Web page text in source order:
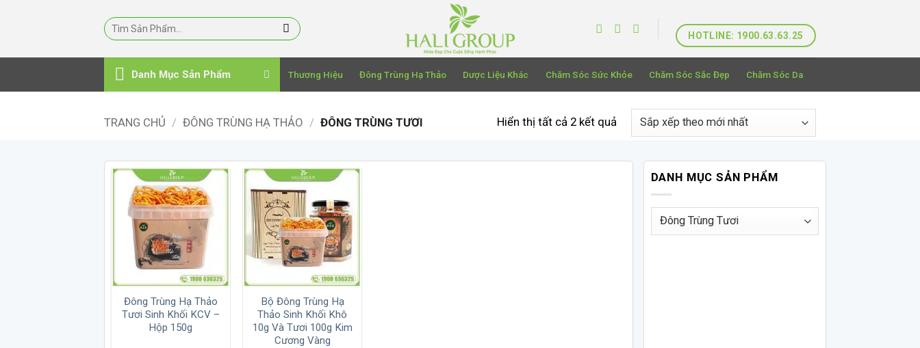
dung
HOTLINE: 1900.63.63.25
Danh Mục Sản Phẩm Thương Hiệu Đông Trùng Hạ Thảo Dược Liệu Khác Chăm Sóc Sức Khỏe Chăm Sóc Sắc Đẹp Chăm Sóc Da
TRANG CHỦ / ĐÔNG TRÙNG HẠ THẢO / ĐÔNG TRÙNG TƯƠI Hiển thị tất cả 2 kết quả
sắp
Đông Trùng Hạ Thảo
Tươi Sinh Khối KCV –
Hộp 150g
Bộ Đông Trùng Hạ
Thảo Sinh Khối Khô
10g Và Tươi 100g Kim
Cương Vàng
DANH MỤC SẢN PHẨM